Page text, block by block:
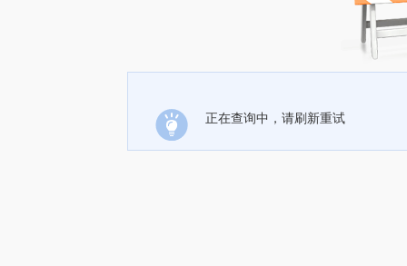
正在查询中，请刷新重试